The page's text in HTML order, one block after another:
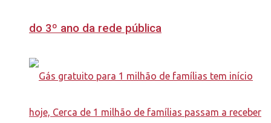
do 3º ano da rede pública